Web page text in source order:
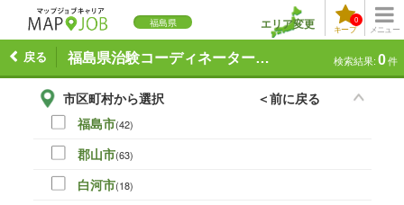
福島県
メニュー
キープ
0
エリア変更
福島県治験コーディネーターの求人一覧
戻る 検索結果: 0件
市区町村から選択
＜前に戻る
福島市(42)
郡山市(63)
白河市(18)